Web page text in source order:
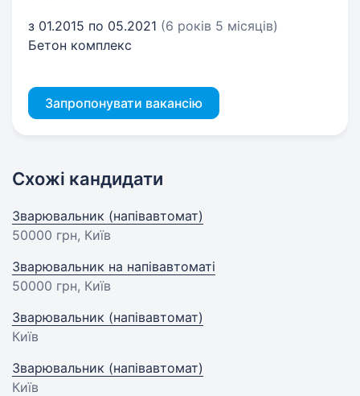
з 01.2015 по 05.2021 (6 років 5 місяців)
Бетон комплекс
Запропонувати вакансію
Схожі кандидати
Зварювальник (напівавтомат)
50000 грн, Київ
Зварювальник на напівавтоматі
50000 грн, Київ
Зварювальник (напівавтомат)
Київ
Зварювальник (напівавтомат)
Київ